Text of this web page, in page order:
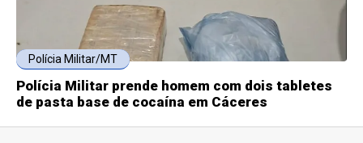
Polícia Militar/MT
Polícia Militar prende homem com dois tabletes
de pasta base de cocaína em Cáceres